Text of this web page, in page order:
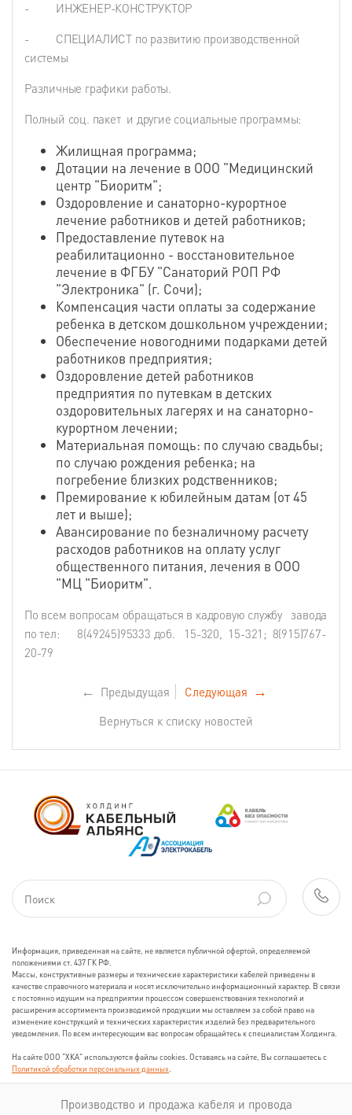
- ИНЖЕНЕР-КОНСТРУКТОР
- СПЕЦИАЛИСТ по развитию производственной
системы
Различные графики работы.
Полный соц. пакет и другие социальные программы:
Жилищная программа;
Дотации на лечение в ООО "Медицинский
центр "Биоритм";
Оздоровление и санаторно-курортное
лечение работников и детей работников;
Предоставление путевок на
реабилитационно - восстановительное
лечение в ФГБУ "Санаторий РОП РФ
"Электроника" (г. Сочи);
Компенсация части оплаты за содержание
ребенка в детском дошкольном учреждении;
Обеспечение новогодними подарками детей
работников предприятия;
Оздоровление детей работников
предприятия по путевкам в детских
оздоровительных лагерях и на санаторно-
курортном лечении;
Материальная помощь: по случаю свадьбы;
по случаю рождения ребенка; на
погребение близких родственников;
Премирование к юбилейным датам (от 45
лет и выше);
Авансирование по безналичному расчету
расходов работников на оплату услуг
общественного питания, лечения в ООО
"МЦ "Биоритм".
По всем вопросам обращаться в кадровую службу завода
по тел: 8(49245)95333 доб. 15-320, 15-321; 8(915)767-
20-79
← Предыдущая Следующая →
Вернуться к списку новостей
Информация, приведенная на сайте, не является публичной офертой, определяемой
положениями ст. 437 ГК РФ.
Массы, конструктивные размеры и технические характеристики кабелей приведены в
качестве справочного материала и носят исключительно информационный характер. В связи
с постоянно идущим на предприятии процессом совершенствования технологий и
расширения ассортимента производимой продукции мы оставляем за собой право на
изменение конструкций и технических характеристик изделий без предварительного
уведомления. По всем интересующим вас вопросам обращайтесь к специалистам Холдинга.
На сайте ООО "ХКА" используются файлы cookies. Оставаясь на сайте, Вы соглашаетесь с
Политикой обработки персональных данных
Производство и продажа кабеля и провода